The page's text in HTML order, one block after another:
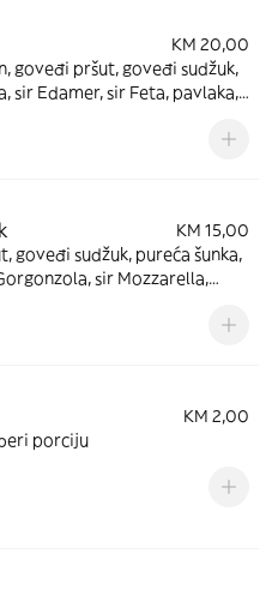
KM 20,00
goveđi pršut, goveđi sudžuk,
sir Edamer, sir Feta, pavlaka,
KM 15,00
goveđi sudžuk, pureća šunka,
sir Mozzarella,
KM 2,00
porciju